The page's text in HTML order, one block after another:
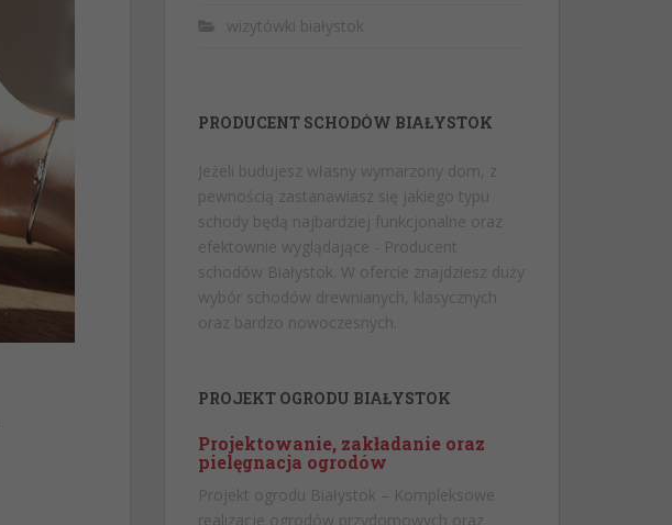
wizytówki białystok
PRODUCENT SCHODÓW BIAŁYSTOK
Jeżeli budujesz własny wymarzony dom, z
pewnością zastanawiasz się jakiego typu
schody będą najbardziej funkcjonalne oraz
efektownie wyglądające - Producent
schodów Białystok . W ofercie znajdziesz duży
wybór schodów drewnianych, klasycznych
oraz bardzo nowoczesnych.
PROJEKT OGRODU BIAŁYSTOK
Projektowanie, zakładanie oraz
pielęgnacja ogrodów
Projekt ogrodu Białystok – Kompleksowe
realizacje ogrodów przydomowych oraz